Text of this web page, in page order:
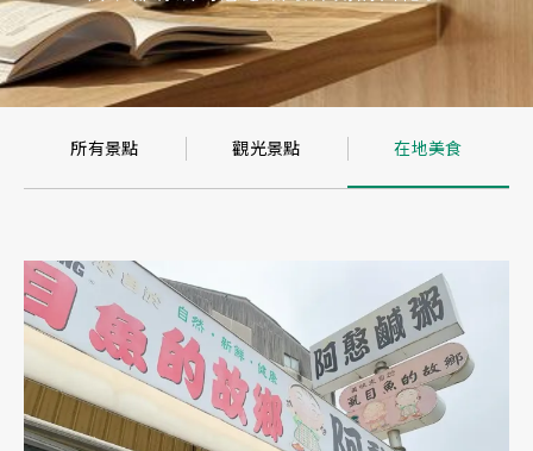
所有景點 觀光景點 在地美食